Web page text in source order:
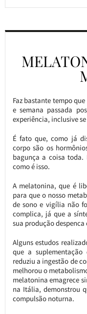
Faz bastante tempo
e semana passada
experiência, inclusive se
É fato que, como já
corpo são os
bagunça a coisa toda.
como é isso.
A melatonina, que é
para que o nosso
de sono e vigília não
complica, já que a
sua produção
Alguns estudos
que a
reduziu a ingestão de
melhorou o
melatonina emagrece
na Itália, demonstrou
compulsão noturna.